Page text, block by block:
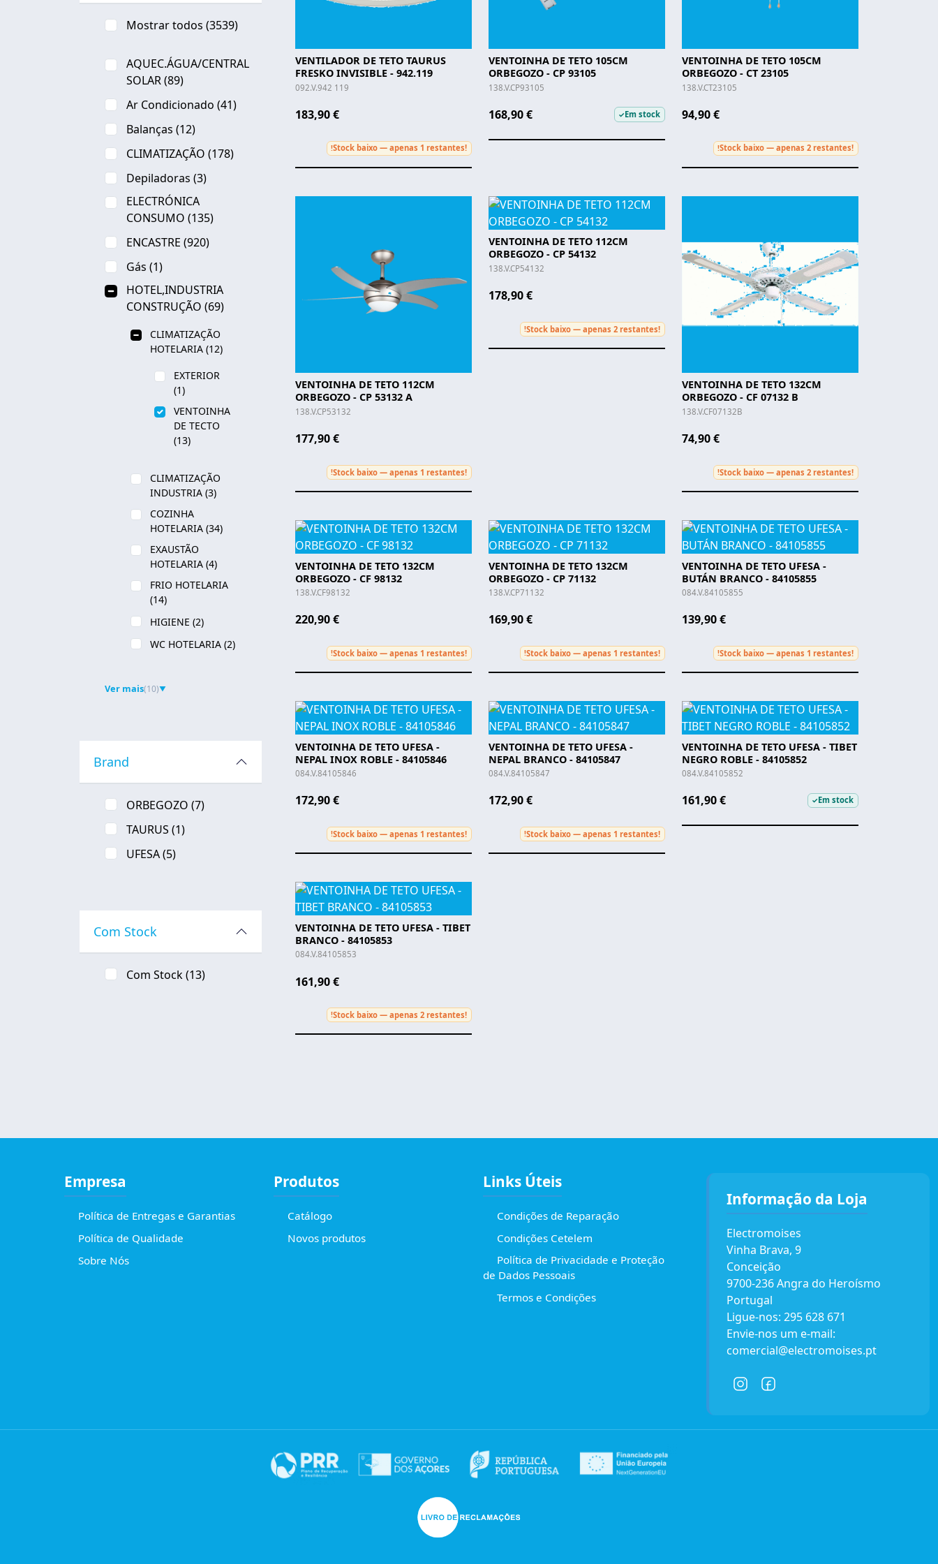
VENTILADOR DE TETO TAURUS
FRESKO INVISIBLE - 942.119
092.V.942 119
183,90 €
!Stock baixo — apenas 1 restantes!
VENTOINHA DE TETO 105CM
ORBEGOZO - CP 93105
138.V.CP93105
168,90 € ✓Em stock
VENTOINHA DE TETO 105CM
ORBEGOZO - CT 23105
138.V.CT23105
94,90 €
!Stock baixo — apenas 2 restantes!
VENTOINHA DE TETO 112CM
ORBEGOZO - CP 53132 A
138.V.CP53132
177,90 €
!Stock baixo — apenas 1 restantes!
VENTOINHA DE TETO 112CM
ORBEGOZO - CP 54132
138.V.CP54132
178,90 €
!Stock baixo — apenas 2 restantes!
VENTOINHA DE TETO 132CM
ORBEGOZO - CF 07132 B
138.V.CF07132B
74,90 €
!Stock baixo — apenas 2 restantes!
VENTOINHA DE TETO 132CM
ORBEGOZO - CF 98132
138.V.CF98132
220,90 €
!Stock baixo — apenas 1 restantes!
VENTOINHA DE TETO 132CM
ORBEGOZO - CP 71132
138.V.CP71132
169,90 €
!Stock baixo — apenas 1 restantes!
VENTOINHA DE TETO UFESA -
BUTÁN BRANCO - 84105855
084.V.84105855
139,90 €
!Stock baixo — apenas 1 restantes!
VENTOINHA DE TETO UFESA -
NEPAL INOX ROBLE - 84105846
084.V.84105846
172,90 €
!Stock baixo — apenas 1 restantes!
VENTOINHA DE TETO UFESA -
NEPAL BRANCO - 84105847
084.V.84105847
172,90 €
!Stock baixo — apenas 1 restantes!
VENTOINHA DE TETO UFESA - TIBET
NEGRO ROBLE - 84105852
084.V.84105852
161,90 € ✓Em stock
VENTOINHA DE TETO UFESA - TIBET
BRANCO - 84105853
084.V.84105853
161,90 €
!Stock baixo — apenas 2 restantes!
Mostrar todos (3539)
AQUEC.ÁGUA/CENTRAL
SOLAR(89)
Ar Condicionado (41)
Balanças (12)
CLIMATIZAÇÃO (178)
Depiladoras (3)
ELECTRÓNICA
CONSUMO (135)
ENCASTRE (920)
Gás (1)
HOTEL,INDUSTRIA
CONSTRUÇÃO (69)
CLIMATIZAÇÃO
HOTELARIA (12)
EXTERIOR
(1)
VENTOINHA
DE TECTO
(13)
CLIMATIZAÇÃO
INDUSTRIA (3)
COZINHA
HOTELARIA (34)
EXAUSTÃO
HOTELARIA (4)
FRIO HOTELARIA
(14)
HIGIENE (2)
WC HOTELARIA (2)
Ver mais(10)▼
Brand
ORBEGOZO (7)
TAURUS (1)
UFESA(5)
Com Stock
Com Stock(13)
Empresa
Política de Entregas e Garantias
Política de Qualidade
Sobre Nós
Produtos
Catálogo
Novos produtos
Links Úteis
Condições de Reparação
Condições Cetelem
Política de Privacidade e Proteção
de Dados Pessoais
Termos e Condições
Informação da Loja
Electromoises
Vinha Brava, 9
Conceição
9700-236 Angra do Heroísmo
Portugal
Ligue-nos: 295 628 671
Envie-nos um e-mail:
comercial@electromoises.pt